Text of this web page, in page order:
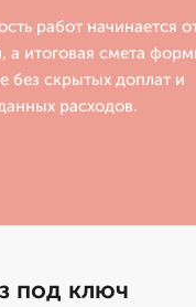
работ начинается
а итоговая смета
без скрытых доплат и
расходов.
под ключ